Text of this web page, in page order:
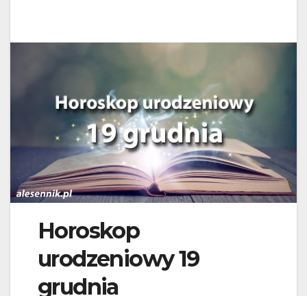
Horoskop
urodzeniowy 19
grudnia